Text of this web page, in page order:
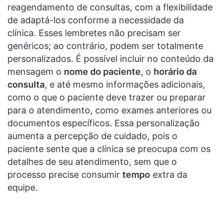
reagendamento de consultas, com a flexibilidade
de adaptá-los conforme a necessidade da
clínica. Esses lembretes não precisam ser
genéricos; ao contrário, podem ser totalmente
personalizados. É possível incluir no conteúdo da
mensagem o nome do paciente, o horário da
consulta, e até mesmo informações adicionais,
como o que o paciente deve trazer ou preparar
para o atendimento, como exames anteriores ou
documentos específicos. Essa personalização
aumenta a percepção de cuidado, pois o
paciente sente que a clínica se preocupa com os
detalhes de seu atendimento, sem que o
processo precise consumir tempo extra da
equipe.